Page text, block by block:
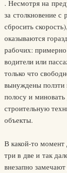
. Несмотря на
за столкновение
сбросить
оказываются
рабочих:
водители или
только что
вынуждены ползти
полосу и
строительную
объекты.
В какой-то момент
три в две и так
внезапно